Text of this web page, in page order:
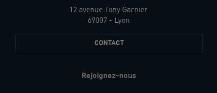
12 avenue Tony Garnier
69007 - Lyon
CONTACT
Rejoignez-nous